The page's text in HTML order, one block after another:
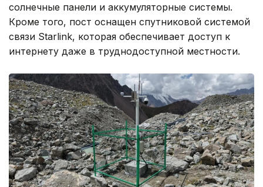
солнечные панели и аккумуляторные системы.
Кроме того, пост оснащен спутниковой системой
связи Starlink, которая обеспечивает доступ к
интернету даже в труднодоступной местности.